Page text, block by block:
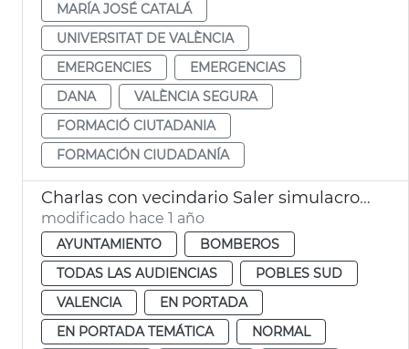
MARÍA JOSÉ CATALÁ
UNIVERSITAT DE VALÈNCIA
EMERGENCIES
EMERGENCIAS
DANA
VALÈNCIA SEGURA
FORMACIÓ CIUTADANIA
FORMACIÓN CIUDADANÍA
Charlas con vecindario Saler simulacros contra incendis
modificado hace 1 año
AYUNTAMIENTO
BOMBEROS
TODAS LAS AUDIENCIAS
POBLES SUD
VALENCIA
EN PORTADA
EN PORTADA TEMÁTICA
NORMAL